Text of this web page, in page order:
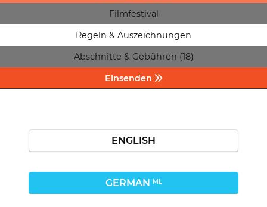
Filmfestival
Regeln & Auszeichnungen
Abschnitte & Gebühren (18)
Einsenden
ENGLISH
GERMAN ML